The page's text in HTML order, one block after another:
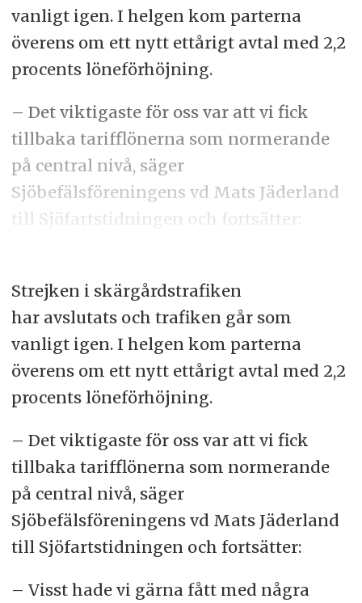
vanligt igen. I helgen kom parterna
överens om ett nytt ettårigt avtal med 2,2
procents löneförhöjning.
– Det viktigaste för oss var att vi fick
tillbaka tarifflönerna som normerande
på central nivå, säger
Sjöbefälsföreningens vd Mats Jäderland
till Sjöfartstidningen och fortsätter:
Strejken i skärgårdstrafiken
har avslutats och trafiken går som
vanligt igen. I helgen kom parterna
överens om ett nytt ettårigt avtal med 2,2
procents löneförhöjning.
– Det viktigaste för oss var att vi fick
tillbaka tarifflönerna som normerande
på central nivå, säger
Sjöbefälsföreningens vd Mats Jäderland
till Sjöfartstidningen och fortsätter:
– Visst hade vi gärna fått med några